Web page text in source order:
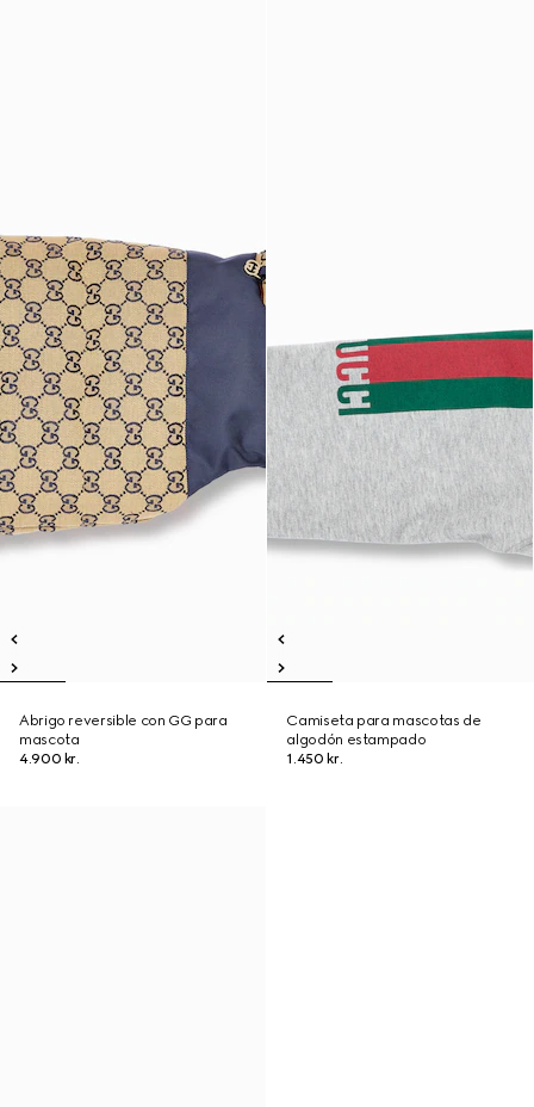
Abrigo reversible con GG para
mascota
4.900 kr.
Camiseta para mascotas de
algodón estampado
1.450 kr.